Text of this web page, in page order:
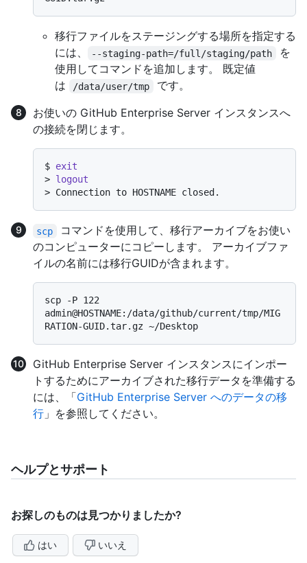
移行ファイルをステージングする場所を指定する
には、
--staging-path=/full/staging/path
を
使用してコマンドを追加します。 既定値
は
/data/user/tmp
です。
お使いの GitHub Enterprise Server インスタンスへ
の接続を閉じます。
$ exit
> logout
> Connection to HOSTNAME closed.
scp
コマンドを使用して、移行アーカイブをお使い
のコンピューターにコピーします。 アーカイブファ
イルの名前には移行GUIDが含まれます。
scp -P 122
admin@HOSTNAME:/data/github/current/tmp/MIG
GitHub Enterprise Server インスタンスにインポー
トするためにアーカイブされた移行データを準備する
には、「GitHub Enterprise Server へのデータの移
行 」を参照してください。
ヘルプとサポート
お探しのものは見つかりましたか?
はい いいえ